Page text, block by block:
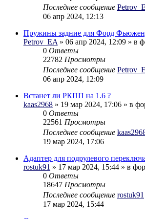
Последнее сообщение
06 апр 2024, 12:13
Пружины задние для Форд
Petrov_EA » 06 апр 2024, 12:09 » в
0 Ответы
22782 Просмотры
Последнее сообщение
06 апр 2024, 12:09
Встанет ли РКПП на 1.6 ?
kaas2968 » 19 мар 2024, 17:06 » в
0 Ответы
22561 Просмотры
Последнее сообщение
19 мар 2024, 17:06
Адаптер для подрулевого
rostuk91 » 17 мар 2024, 15:44 » в
0 Ответы
18647 Просмотры
Последнее сообщение rostuk91
17 мар 2024, 15:44